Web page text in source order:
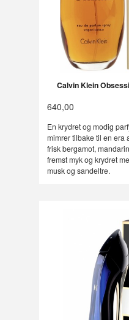
Calvin Klein
640,00
En krydret og modig
mimrer tilbake til en era
frisk bergamot,
fremst myk og krydret
musk og sandeltre.